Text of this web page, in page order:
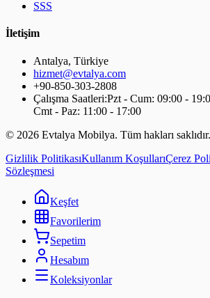
SSS
İletişim
Antalya, Türkiye
hizmet@evtalya.com
+90-850-303-2808
Çalışma Saatleri:Pzt - Cum: 09:00 -
Cmt - Paz: 11:00 - 17:00
© 2026 Evtalya Mobilya. Tüm hakları saklıdır.
Gizlilik PolitikasıKullanım KoşullarıÇerez
Sözleşmesi
Keşfet
Favorilerim
Sepetim
Hesabım
Koleksiyonlar